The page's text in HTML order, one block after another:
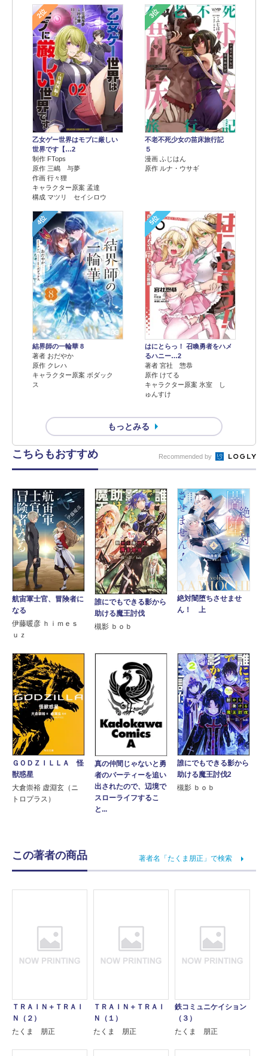
2位
乙女ゲー世界はモブに厳しい
世界です【…2
制作 FTops
原作 三嶋 与夢
作画 行々狸
キャラクター原案 孟達
構成 マツリ セイシロウ
3位
不老不死少女の苗床旅行記
５
漫画 ふじはん
原作 ルナ・ウサギ
4位
結界師の一輪華 8
著者 おだやか
原作 クレハ
キャラクター原案 ボダック
ス
5位
はにとらっ！ 召喚勇者をハメ
るハニー…2
著者 宮社 惣恭
原作 けてる
キャラクター原案 氷室 し
ゅんすけ
もっとみる
こちらもおすすめ Recommended by
航宙軍士官、冒険者に
なる
伊藤暖彦 ｈｉｍｅｓ
ｕｚ
誰にでもできる影から
助ける魔王討伐
槻影 ｂｏｂ
絶対闇堕ちさせませ
ん！ 上
ＧＯＤＺＩＬＬＡ 怪
獣惑星
大倉崇裕 虚淵玄（ニ
トロプラス）
真の仲間じゃないと勇
者のパーティーを追い
出されたので、辺境で
スローライフするこ
と...
誰にでもできる影から
助ける魔王討伐2
槻影 ｂｏｂ
この著者の商品 著者名「たくま朋正」で検索
ＴＲＡＩＮ＋ＴＲＡＩ
Ｎ（２）
たくま 朋正
ＴＲＡＩＮ＋ＴＲＡＩ
Ｎ（１）
たくま 朋正
鉄コミュニケイション
（３）
たくま 朋正